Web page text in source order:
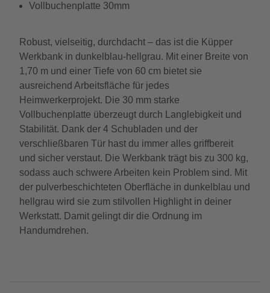
Vollbuchenplatte 30mm
Robust, vielseitig, durchdacht – das ist die Küpper
Werkbank in dunkelblau-hellgrau. Mit einer Breite von
1,70 m und einer Tiefe von 60 cm bietet sie
ausreichend Arbeitsfläche für jedes
Heimwerkerprojekt. Die 30 mm starke
Vollbuchenplatte überzeugt durch Langlebigkeit und
Stabilität. Dank der 4 Schubladen und der
verschließbaren Tür hast du immer alles griffbereit
und sicher verstaut. Die Werkbank trägt bis zu 300 kg,
sodass auch schwere Arbeiten kein Problem sind. Mit
der pulverbeschichteten Oberfläche in dunkelblau und
hellgrau wird sie zum stilvollen Highlight in deiner
Werkstatt. Damit gelingt dir die Ordnung im
Handumdrehen.